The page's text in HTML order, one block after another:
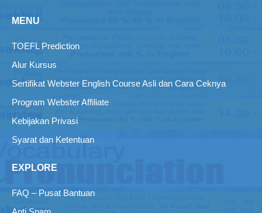
MENU
TOEFL Prediction
Alur Kursus
Sertifikat Webster English Course Asli dan Cara Ceknya
Program Webster Affiliate
Kebijakan Privasi
Syarat dan Ketentuan
EXPLORE
FAQ – Pusat Bantuan